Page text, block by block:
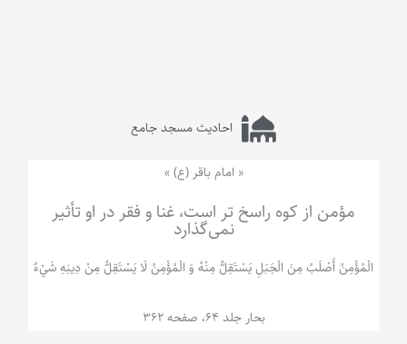
احادیث مسجد جامع
« امام باقر (ع) »
مؤمن از کوه راسخ تر است، غنا و فقر در او تأثیر
نمی‌گذارد
الْمُؤْمِنُ‌ أَصْلَبُ‌ مِنَ‌ الْجَبَلِ‌ یَسْتَقِلُّ مِنْهُ وَ الْمُؤْمِنُ لَا يَسْتَقِلُّ مِنْ دِينِهِ شَيْ‌ءٌ
بحار جلد 64، صفحه 362